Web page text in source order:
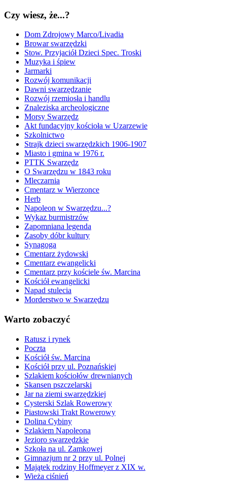
Czy wiesz, że...?
Dom Zdrojowy Marco/Livadia
Browar swarzędzki
Stow. Przyjaciół Dzieci Spec. Troski
Muzyka i śpiew
Jarmarki
Rozwój komunikacji
Dawni swarzędzanie
Rozwój rzemiosła i handlu
Znaleziska archeologiczne
Morsy Swarzędz
Akt fundacyjny kościoła w Uzarzewie
Szkolnictwo
Strajk dzieci swarzędzkich 1906-1907
Miasto i gmina w 1976 r.
PTTK Swarzędz
O Swarzędzu w 1843 roku
Mleczarnia
Cmentarz w Wierzonce
Herb
Napoleon w Swarzędzu...?
Wykaz burmistrzów
Zapomniana legenda
Zasoby dóbr kultury
Synagoga
Cmentarz żydowski
Cmentarz ewangelicki
Cmentarz przy kościele św. Marcina
Kościół ewangelicki
Napad stulecia
Morderstwo w Swarzędzu
Warto zobaczyć
Ratusz i rynek
Poczta
Kościół św. Marcina
Kościół przy ul. Poznańskiej
Szlakiem kościołów drewnianych
Skansen pszczelarski
Jar na ziemi swarzędzkiej
Cysterski Szlak Rowerowy
Piastowski Trakt Rowerowy
Dolina Cybiny
Szlakiem Napoleona
Jezioro swarzędzkie
Szkoła na ul. Zamkowej
Gimnazjum nr 2 przy ul. Polnej
Majątek rodziny Hoffmeyer z XIX w.
Wieża ciśnień